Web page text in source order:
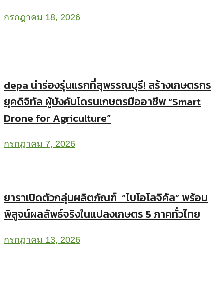
กรกฎาคม 18, 2026
depa นำร่องรุ่นแรกที่สุพรรณบุรี! สร้างเกษตรกร
ยุคดิจิทัล ผู้บังคับโดรนเกษตรมืออาชีพ “Smart
Drone for Agriculture”
กรกฎาคม 7, 2026
ยาราเปิดตัวกลุ่มผลิตภัณฑ์ “ไบโอโลจิคัล” พร้อม
พิสูจน์ผลลัพธ์จริงในแปลงเกษตร 5 ภาคทั่วไทย
กรกฎาคม 13, 2026